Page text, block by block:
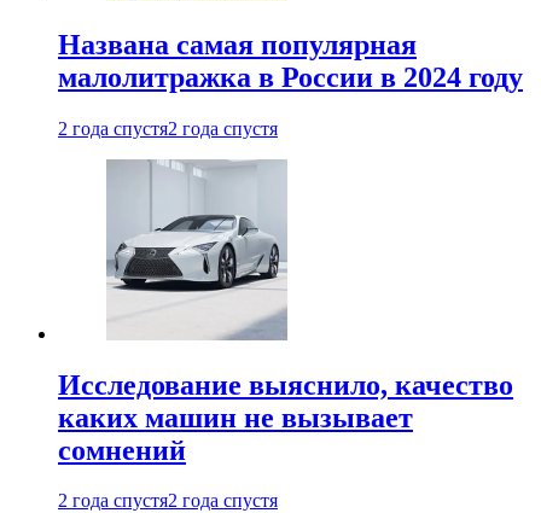
Названа самая популярная
малолитражка в России в 2024 году
2 года спустя2 года спустя
Исследование выяснило, качество
каких машин не вызывает
сомнений
2 года спустя2 года спустя